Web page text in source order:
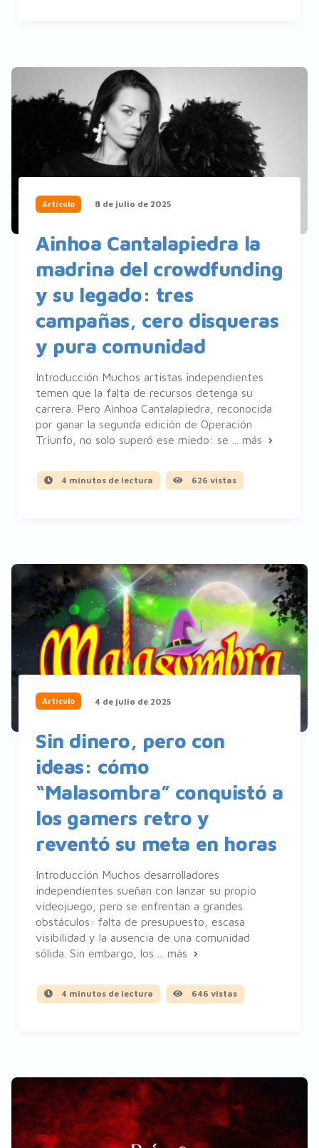
Artículo 8 de julio de 2025
Ainhoa Cantalapiedra la
madrina del crowdfunding
y su legado: tres
campañas, cero disqueras
y pura comunidad
Introducción Muchos artistas independientes
temen que la falta de recursos detenga su
carrera. Pero Ainhoa Cantalapiedra, reconocida
por ganar la segunda edición de Operación
Triunfo, no solo superó ese miedo: se ... más
4 minutos de lectura 626 vistas
Artículo 4 de julio de 2025
Sin dinero, pero con
ideas: cómo
“Malasombra” conquistó a
los gamers retro y
reventó su meta en horas
Introducción Muchos desarrolladores
independientes sueñan con lanzar su propio
videojuego, pero se enfrentan a grandes
obstáculos: falta de presupuesto, escasa
visibilidad y la ausencia de una comunidad
sólida. Sin embargo, los ... más
4 minutos de lectura 646 vistas